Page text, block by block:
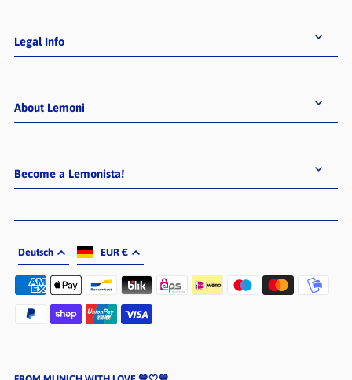
Legal Info
About Lemoni
Become a Lemonista!
Deutsch EUR €